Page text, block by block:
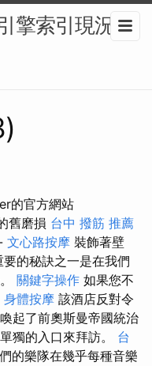
擎索引現況研
的官方網站
舊磨損 台中 撥筋 推薦
文心路按摩 裝飾著壁
要的秘訣之一是在我們
關鍵字操作 如果您不
身體按摩 該酒店反對令
起了前奧斯曼帝國統治
獨的入口來拜訪。 台
的樂隊在幾乎每種音樂